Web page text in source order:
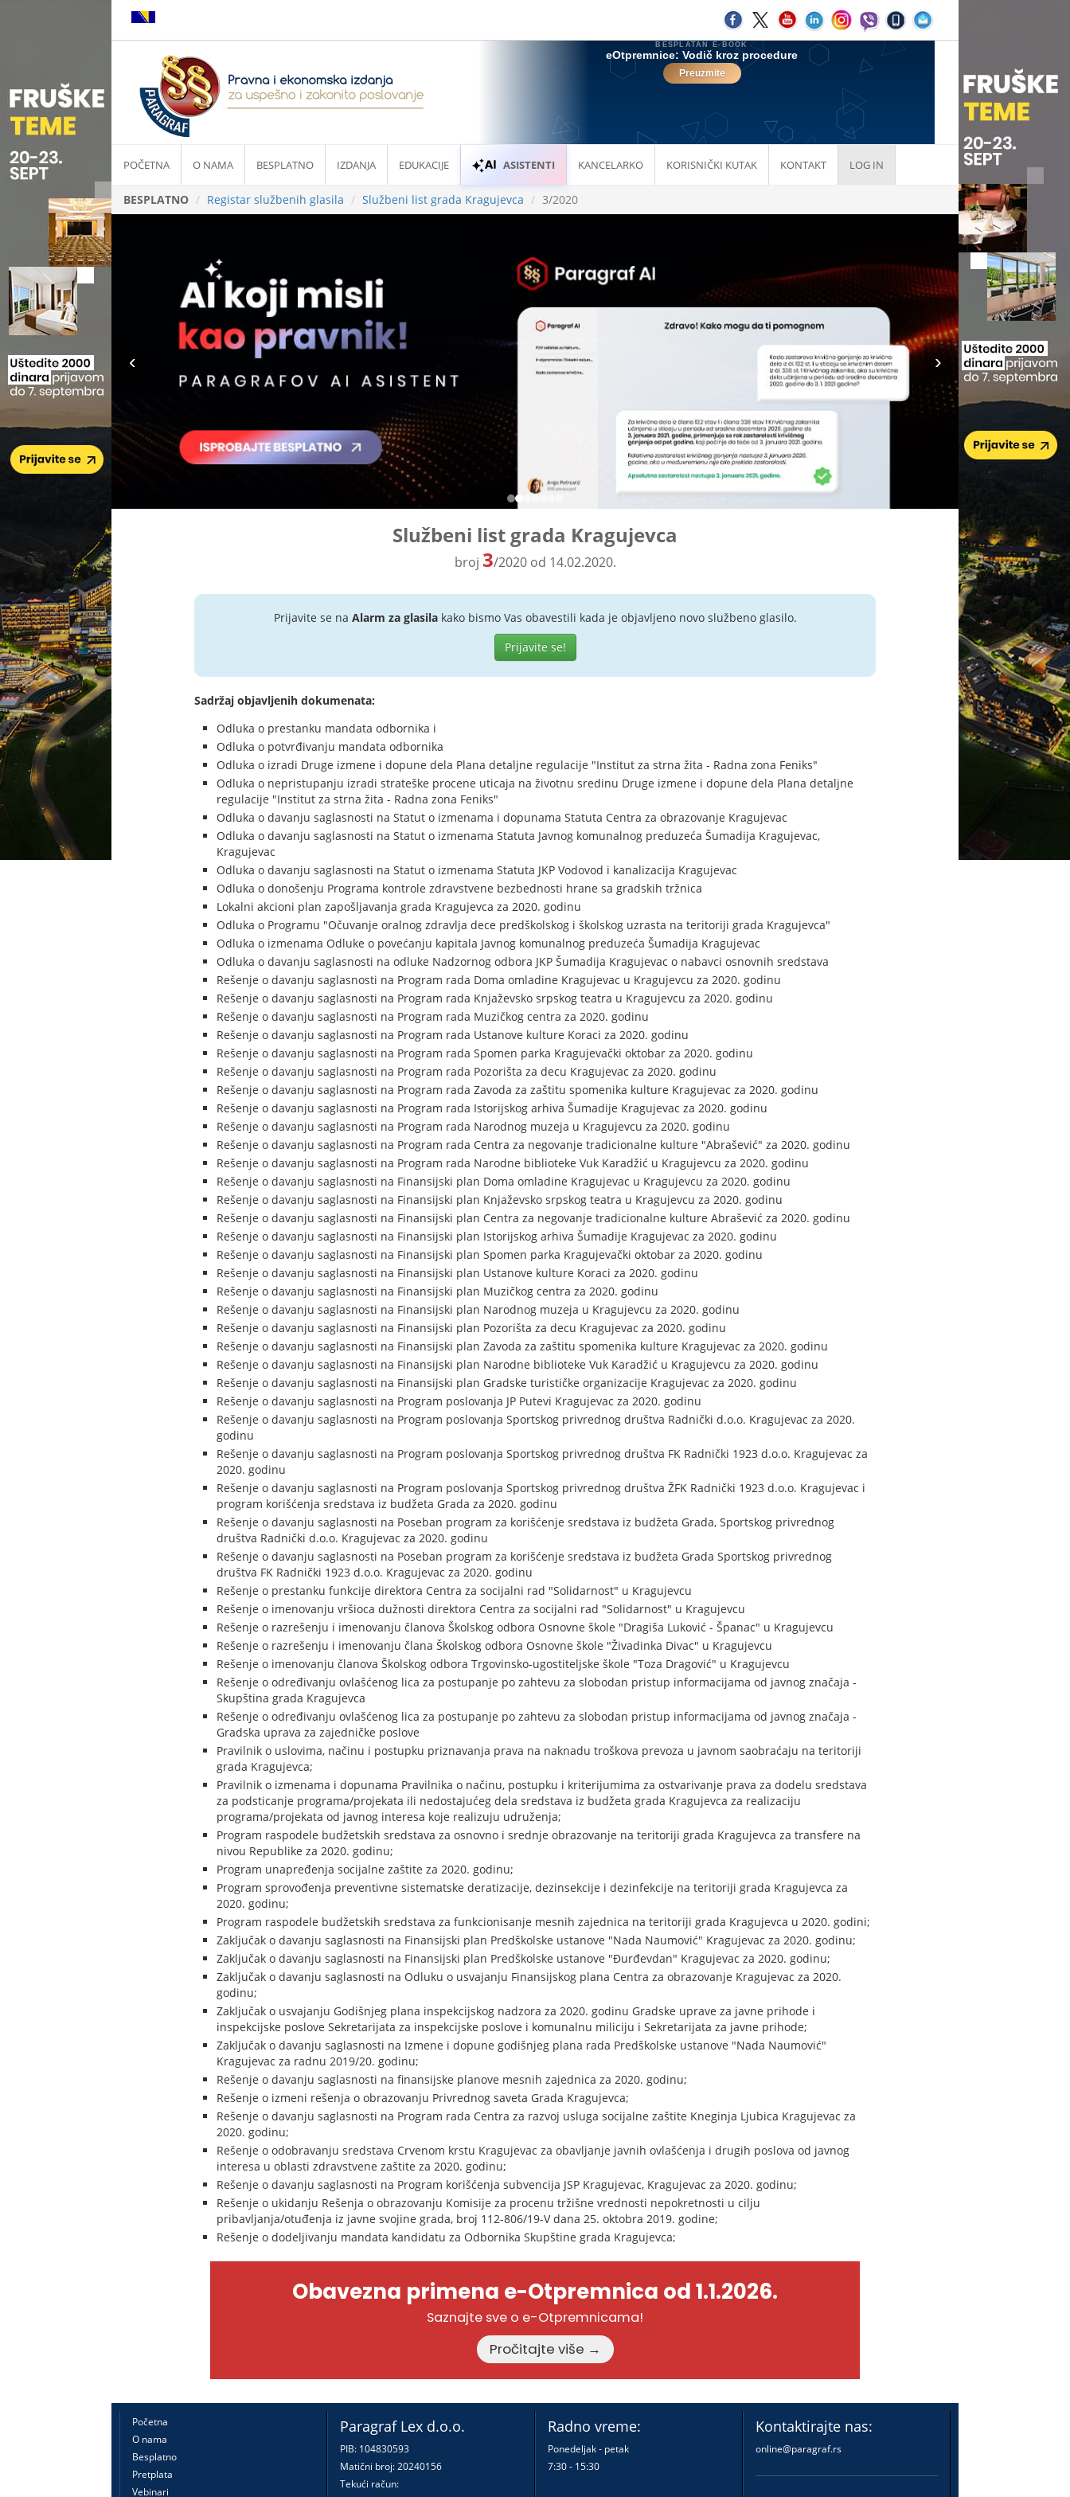
POČETNA O NAMA BESPLATNO IZDANJA EDUKACIJE ASISTENTI KANCELARKO KORISNIČKI KUTAK KONTAKT LOG IN
BESPLATNO Registar službenih glasila Službeni list grada Kragujevca 3/2020
Službeni list grada Kragujevca
broj 3/2020 od 14.02.2020.
Prijavite se na Alarm za glasilakako bismo Vas obavestili kada je objavljeno novo službeno glasilo.
Prijavite se!
Sadržaj objavljenih dokumenata:
Odluka o prestanku mandata odbornika i
Odluka o potvrđivanju mandata odbornika
Odluka o izradi Druge izmene i dopune dela Plana detaljne regulacije "Institut za strna žita - Radna zona Feniks"
Odluka o nepristupanju izradi strateške procene uticaja na životnu sredinu Druge izmene i dopune dela Plana detaljne
regulacije "Institut za strna žita - Radna zona Feniks"
Odluka o davanju saglasnosti na Statut o izmenama i dopunama Statuta Centra za obrazovanje Kragujevac
Odluka o davanju saglasnosti na Statut o izmenama Statuta Javnog komunalnog preduzeća Šumadija Kragujevac,
Kragujevac
Odluka o davanju saglasnosti na Statut o izmenama Statuta JKP Vodovod i kanalizacija Kragujevac
Odluka o donošenju Programa kontrole zdravstvene bezbednosti hrane sa gradskih tržnica
Lokalni akcioni plan zapošljavanja grada Kragujevca za 2020. godinu
Odluka o Programu "Očuvanje oralnog zdravlja dece predškolskog i školskog uzrasta na teritoriji grada Kragujevca"
Odluka o izmenama Odluke o povećanju kapitala Javnog komunalnog preduzeća Šumadija Kragujevac
Odluka o davanju saglasnosti na odluke Nadzornog odbora JKP Šumadija Kragujevac o nabavci osnovnih sredstava
Rešenje o davanju saglasnosti na Program rada Doma omladine Kragujevac u Kragujevcu za 2020. godinu
Rešenje o davanju saglasnosti na Program rada Knjaževsko srpskog teatra u Kragujevcu za 2020. godinu
Rešenje o davanju saglasnosti na Program rada Muzičkog centra za 2020. godinu
Rešenje o davanju saglasnosti na Program rada Ustanove kulture Koraci za 2020. godinu
Rešenje o davanju saglasnosti na Program rada Spomen parka Kragujevački oktobar za 2020. godinu
Rešenje o davanju saglasnosti na Program rada Pozorišta za decu Kragujevac za 2020. godinu
Rešenje o davanju saglasnosti na Program rada Zavoda za zaštitu spomenika kulture Kragujevac za 2020. godinu
Rešenje o davanju saglasnosti na Program rada Istorijskog arhiva Šumadije Kragujevac za 2020. godinu
Rešenje o davanju saglasnosti na Program rada Narodnog muzeja u Kragujevcu za 2020. godinu
Rešenje o davanju saglasnosti na Program rada Centra za negovanje tradicionalne kulture "Abrašević" za 2020. godinu
Rešenje o davanju saglasnosti na Program rada Narodne biblioteke Vuk Karadžić u Kragujevcu za 2020. godinu
Rešenje o davanju saglasnosti na Finansijski plan Doma omladine Kragujevac u Kragujevcu za 2020. godinu
Rešenje o davanju saglasnosti na Finansijski plan Knjaževsko srpskog teatra u Kragujevcu za 2020. godinu
Rešenje o davanju saglasnosti na Finansijski plan Centra za negovanje tradicionalne kulture Abrašević za 2020. godinu
Rešenje o davanju saglasnosti na Finansijski plan Istorijskog arhiva Šumadije Kragujevac za 2020. godinu
Rešenje o davanju saglasnosti na Finansijski plan Spomen parka Kragujevački oktobar za 2020. godinu
Rešenje o davanju saglasnosti na Finansijski plan Ustanove kulture Koraci za 2020. godinu
Rešenje o davanju saglasnosti na Finansijski plan Muzičkog centra za 2020. godinu
Rešenje o davanju saglasnosti na Finansijski plan Narodnog muzeja u Kragujevcu za 2020. godinu
Rešenje o davanju saglasnosti na Finansijski plan Pozorišta za decu Kragujevac za 2020. godinu
Rešenje o davanju saglasnosti na Finansijski plan Zavoda za zaštitu spomenika kulture Kragujevac za 2020. godinu
Rešenje o davanju saglasnosti na Finansijski plan Narodne biblioteke Vuk Karadžić u Kragujevcu za 2020. godinu
Rešenje o davanju saglasnosti na Finansijski plan Gradske turističke organizacije Kragujevac za 2020. godinu
Rešenje o davanju saglasnosti na Program poslovanja JP Putevi Kragujevac za 2020. godinu
Rešenje o davanju saglasnosti na Program poslovanja Sportskog privrednog društva Radnički d.o.o. Kragujevac za 2020.
godinu
Rešenje o davanju saglasnosti na Program poslovanja Sportskog privrednog društva FK Radnički 1923 d.o.o. Kragujevac za
2020. godinu
Rešenje o davanju saglasnosti na Program poslovanja Sportskog privrednog društva ŽFK Radnički 1923 d.o.o. Kragujevac i
program korišćenja sredstava iz budžeta Grada za 2020. godinu
Rešenje o davanju saglasnosti na Poseban program za korišćenje sredstava iz budžeta Grada, Sportskog privrednog
društva Radnički d.o.o. Kragujevac za 2020. godinu
Rešenje o davanju saglasnosti na Poseban program za korišćenje sredstava iz budžeta Grada Sportskog privrednog
društva FK Radnički 1923 d.o.o. Kragujevac za 2020. godinu
Rešenje o prestanku funkcije direktora Centra za socijalni rad "Solidarnost" u Kragujevcu
Rešenje o imenovanju vršioca dužnosti direktora Centra za socijalni rad "Solidarnost" u Kragujevcu
Rešenje o razrešenju i imenovanju članova Školskog odbora Osnovne škole "Dragiša Luković - Španac" u Kragujevcu
Rešenje o razrešenju i imenovanju člana Školskog odbora Osnovne škole "Živadinka Divac" u Kragujevcu
Rešenje o imenovanju članova Školskog odbora Trgovinsko-ugostiteljske škole "Toza Dragović" u Kragujevcu
Rešenje o određivanju ovlašćenog lica za postupanje po zahtevu za slobodan pristup informacijama od javnog značaja -
Skupština grada Kragujevca
Rešenje o određivanju ovlašćenog lica za postupanje po zahtevu za slobodan pristup informacijama od javnog značaja -
Gradska uprava za zajedničke poslove
Pravilnik o uslovima, načinu i postupku priznavanja prava na naknadu troškova prevoza u javnom saobraćaju na teritoriji
grada Kragujevca;
Pravilnik o izmenama i dopunama Pravilnika o načinu, postupku i kriterijumima za ostvarivanje prava za dodelu sredstava
za podsticanje programa/projekata ili nedostajućeg dela sredstava iz budžeta grada Kragujevca za realizaciju
programa/projekata od javnog interesa koje realizuju udruženja;
Program raspodele budžetskih sredstava za osnovno i srednje obrazovanje na teritoriji grada Kragujevca za transfere na
nivou Republike za 2020. godinu;
Program unapređenja socijalne zaštite za 2020. godinu;
Program sprovođenja preventivne sistematske deratizacije, dezinsekcije i dezinfekcije na teritoriji grada Kragujevca za
2020. godinu;
Program raspodele budžetskih sredstava za funkcionisanje mesnih zajednica na teritoriji grada Kragujevca u 2020. godini;
Zaključak o davanju saglasnosti na Finansijski plan Predškolske ustanove "Nada Naumović" Kragujevac za 2020. godinu;
Zaključak o davanju saglasnosti na Finansijski plan Predškolske ustanove "Đurđevdan" Kragujevac za 2020. godinu;
Zaključak o davanju saglasnosti na Odluku o usvajanju Finansijskog plana Centra za obrazovanje Kragujevac za 2020.
godinu;
Zaključak o usvajanju Godišnjeg plana inspekcijskog nadzora za 2020. godinu Gradske uprave za javne prihode i
inspekcijske poslove Sekretarijata za inspekcijske poslove i komunalnu miliciju i Sekretarijata za javne prihode;
Zaključak o davanju saglasnosti na Izmene i dopune godišnjeg plana rada Predškolske ustanove "Nada Naumović"
Kragujevac za radnu 2019/20. godinu;
Rešenje o davanju saglasnosti na finansijske planove mesnih zajednica za 2020. godinu;
Rešenje o izmeni rešenja o obrazovanju Privrednog saveta Grada Kragujevca;
Rešenje o davanju saglasnosti na Program rada Centra za razvoj usluga socijalne zaštite Kneginja Ljubica Kragujevac za
2020. godinu;
Rešenje o odobravanju sredstava Crvenom krstu Kragujevac za obavljanje javnih ovlašćenja i drugih poslova od javnog
interesa u oblasti zdravstvene zaštite za 2020. godinu;
Rešenje o davanju saglasnosti na Program korišćenja subvencija JSP Kragujevac, Kragujevac za 2020. godinu;
Rešenje o ukidanju Rešenja o obrazovanju Komisije za procenu tržišne vrednosti nepokretnosti u cilju
pribavljanja/otuđenja iz javne svojine grada, broj 112-806/19-V dana 25. oktobra 2019. godine;
Rešenje o dodeljivanju mandata kandidatu za Odbornika Skupštine grada Kragujevca;
Obavezna primena e-Otpremnica od 1.1.2026.
Saznajte sve o e-Otpremnicama!
Pročitajte više →
Početna
O nama
Besplatno
Pretplata
Vebinari
Paragraf Lex d.o.o.
PIB: 104830593
Matični broj: 20240156
Tekući račun:
Radno vreme:
Ponedeljak - petak
7:30 - 15:30
Kontaktirajte nas:
online@paragraf.rs